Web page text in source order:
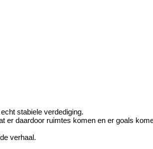
stabiele verdediging.
er daardoor ruimtes komen en er goals
verhaal.